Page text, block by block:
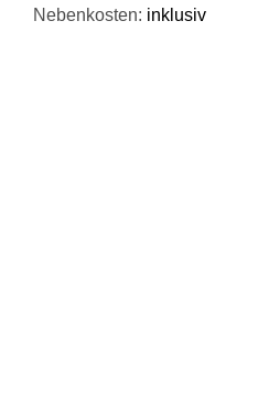
Nebenkosten: inklusiv